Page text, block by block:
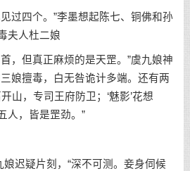
四个。”李墨想起陈七、铜佛和孙
夫人杜二娘
但真正麻烦的是天罡。”虞九娘神
娘擅毒，白无咎诡计多端。还有两
山，专司王府防卫；‘魅影’花想
人，皆是罡劲。”
疑片刻，“深不可测。妾身伺候